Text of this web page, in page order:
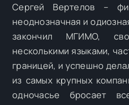
Сергей Вертелов –
неоднозначная и
закончил МГИМО,
несколькими языками,
границей, и успешно
из самых крупных
одночасье бросает